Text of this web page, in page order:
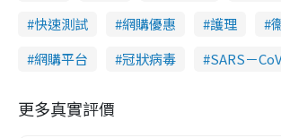
快速測試
網購優惠 護理
網購平台
冠狀病毒 SARS－
更多真實評價